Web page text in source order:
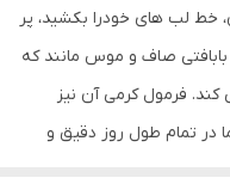
خط لب های خودرا بکشید، پر
بابافتی صاف و موس مانند که
فرمول کرمی آن نیز
در تمام طول روز دقیق و